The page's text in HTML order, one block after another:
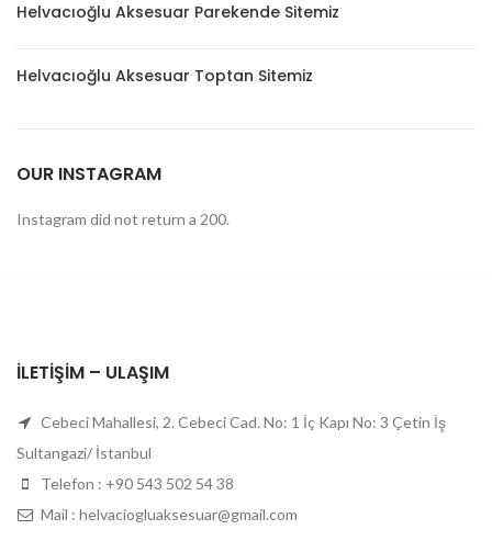
Helvacıoğlu Aksesuar Parekende Sitemiz
Helvacıoğlu Aksesuar Toptan Sitemiz
OUR INSTAGRAM
Instagram did not return a 200.
İLETIŞIM – ULAŞIM
Cebeci Mahallesi, 2. Cebeci Cad. No: 1 İç Kapı No: 3 Çetin İş
Sultangazi/ İstanbul
Telefon : +90 543 502 54 38
Mail : helvaciogluaksesuar@gmail.com